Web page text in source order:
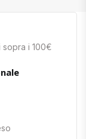
i 100€